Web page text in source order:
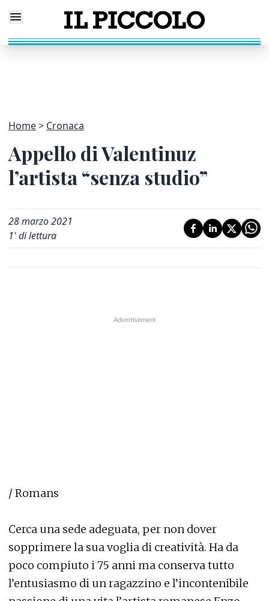
Home Cronaca
Appello di Valentinuz
l’artista “senza studio”
28 marzo 2021
1' di lettura
/ Romans
Cerca una sede adeguata, per non dover
sopprimere la sua voglia di creatività. Ha da
poco compiuto i 75 anni ma conserva tutto
l’entusiasmo di un ragazzino e l’incontenibile